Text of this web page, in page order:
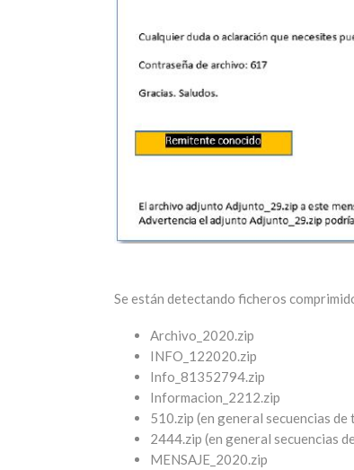
Se están detectando ficheros
Archivo_2020.zip
INFO_122020.zip
Info_81352794.zip
Informacion_2212.zip
510.zip (en general secuencias
2444.zip (en general secuencias
MENSAJE_2020.zip